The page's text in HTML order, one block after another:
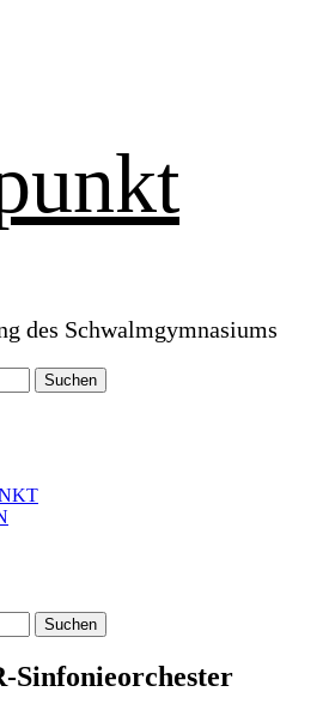
des Schwalmgymnasiums
Sinfonieorchester